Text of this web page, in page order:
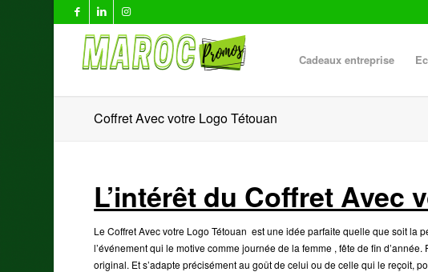
Cadeaux entreprise
Coffret Avec votre Logo Tétouan
L’intérêt du Coffret Avec
Le Coffret Avec votre Logo Tétouan est une idée parfaite quelle que soit la
l’événement qui le motive comme journée de la femme , fête de fin
original. Et s’adapte précisément au goût de celui ou de celle qui le reçoit,